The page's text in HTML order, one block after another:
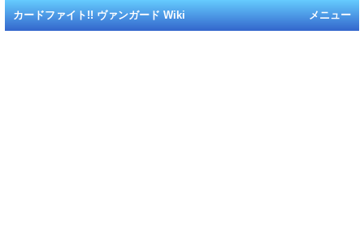
メニュー
カードファイト!! ヴァンガード Wiki